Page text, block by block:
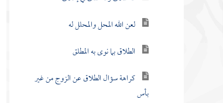
لعن الله المحل والمحلل له
الطلاق بما نوى به المطلق
كراهة سؤال الطلاق عن الزوج من غير
بأس